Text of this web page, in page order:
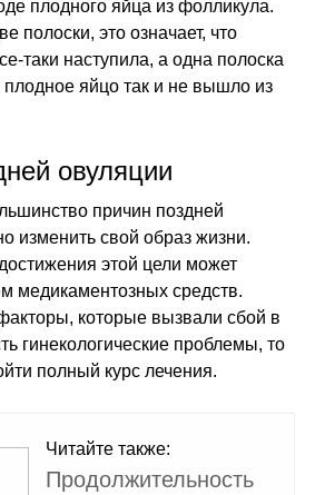
плодного яйца из фолликула.
полоски, это означает, что
таки наступила, а одна полоска
плодное яйцо так и не вышло из
овуляции
причин поздней
изменить свой образ жизни.
этой цели может
медикаментозных средств.
которые вызвали сбой в
гинекологические проблемы, то
полный курс лечения.
Читайте также:
Продолжительность